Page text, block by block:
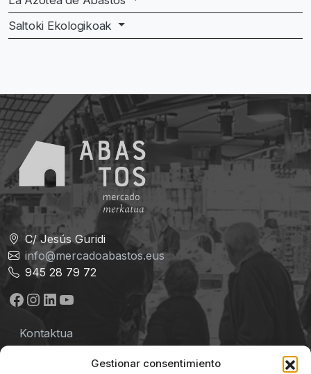
Gestionar consentimiento
Saltoki Ekologikoak
C/ Jesús Guridi
info@mercadoabastos.eus
945 28 79 72
Facebook
Instagram
LinkedIn
YouTube
Kontaktua